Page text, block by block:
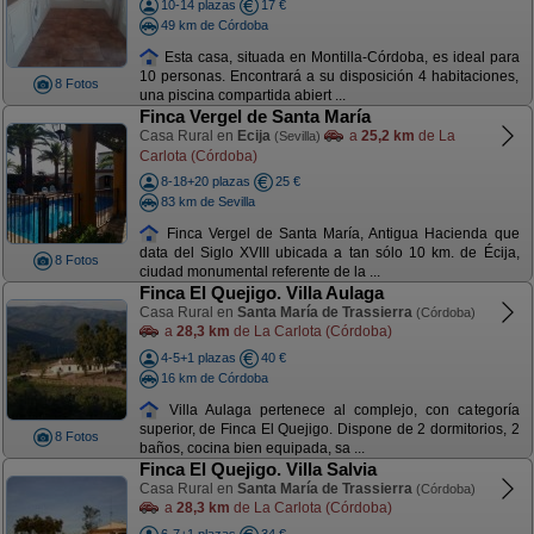
8 Fotos
10-14 plazas
17 €
49 km de Córdoba
Esta casa, situada en Montilla-Córdoba, es ideal para
10 personas. Encontrará a su disposición 4 habitaciones,
una piscina compartida abiert ...
8 Fotos
Finca Vergel de Santa María
Casa Rural en Ecija (Sevilla) a 25,2 km de La
Carlota (Córdoba)
8-18+20 plazas
25 €
83 km de Sevilla
Finca Vergel de Santa María, Antigua Hacienda que
data del Siglo XVIII ubicada a tan sólo 10 km. de Écija,
ciudad monumental referente de la ...
8 Fotos
Finca El Quejigo. Villa Aulaga
Casa Rural en Santa María de Trassierra (Córdoba)
a 28,3 km de La Carlota (Córdoba)
4-5+1 plazas
40 €
16 km de Córdoba
Villa Aulaga pertenece al complejo, con categoría
superior, de Finca El Quejigo. Dispone de 2 dormitorios, 2
baños, cocina bien equipada, sa ...
Finca El Quejigo. Villa Salvia
Casa Rural en Santa María de Trassierra (Córdoba)
a 28,3 km de La Carlota (Córdoba)